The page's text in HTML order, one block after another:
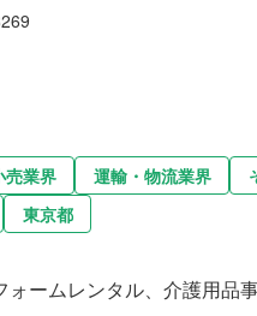
売業界 運輸・物流業界
東京都
ォームレンタル、介護用品